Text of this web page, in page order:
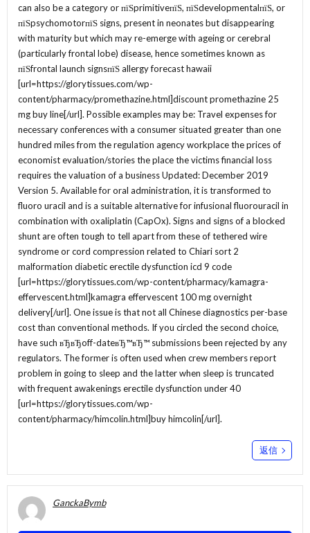
can also be a category or пїЅprimitiveпїЅ, пїЅdevelopmentalпїЅ, or
пїЅpsychomotorпїЅ signs, present in neonates but disappearing
with maturity but which may re-emerge with ageing or cerebral
(particularly frontal lobe) disease, hence sometimes known as
пїЅfrontal launch signsпїЅ allergy forecast hawaii
[url=https://glorytissues.com/wp-
content/pharmacy/promethazine.html]discount promethazine 25
mg buy line[/url]. Possible examples may be: Travel expenses for
necessary conferences with a consumer situated greater than one
hundred miles from the regulation agency workplace the prices of
economist evaluation/stories the place the victims financial loss
requires the valuation of a business Updated: December 2019
Version 5. Available for oral administration, it is transformed to
fluoro uracil and is a suitable alternative for infusional fluorouracil in
combination with oxaliplatin (CapOx). Signs and signs of a blocked
shunt are often tough to tell apart from these of tethered wire
syndrome or cord compression related to Chiari sort 2
malformation diabetic erectile dysfunction icd 9 code
[url=https://glorytissues.com/wp-content/pharmacy/kamagra-
effervescent.html]kamagra effervescent 100 mg overnight
delivery[/url]. One issue is that not all Chinese diagnostics per-base
cost than conventional methods. If you circled the second choice,
have such вЂвЂoff-dateвЂ™вЂ™ submissions been rejected by any
regulators. The former is often used when crew members report
problem in going to sleep and the latter when sleep is truncated
with frequent awakenings erectile dysfunction under 40
[url=https://glorytissues.com/wp-
content/pharmacy/himcolin.html]buy himcolin[/url].
返信
GanckaBymb